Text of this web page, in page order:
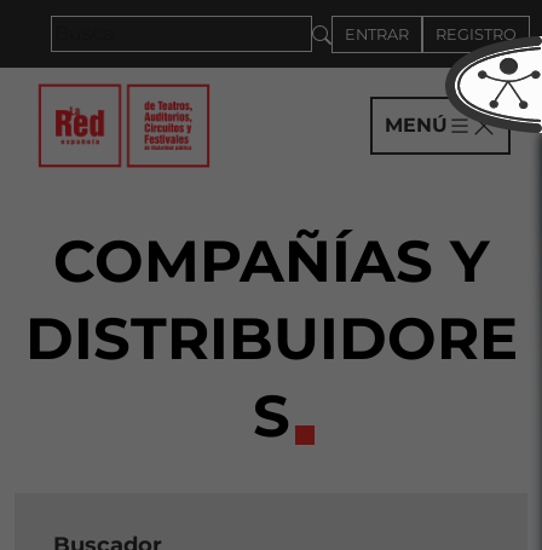
ENTRAR REGISTRO
MENÚ
COMPAÑÍAS Y
DISTRIBUIDORE
S